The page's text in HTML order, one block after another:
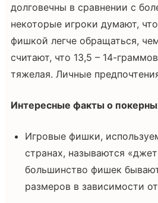
долговечны в сравнении с
некоторые игроки думают,
фишкой легче обращаться,
считают, что 13,5 – 14-
тяжелая. Личные
Интересные факты о
Игровые фишки,
странах, называются
большинство фишек
размеров в зависимости